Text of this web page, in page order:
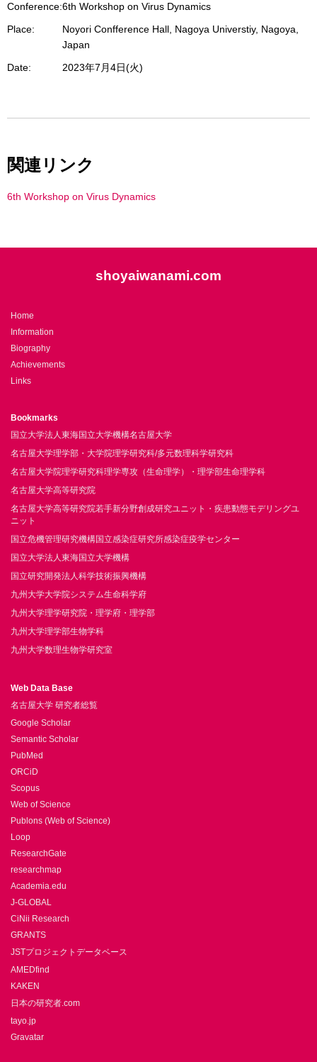
Conference:6th Workshop on Virus Dynamics
Place:
Noyori Confference Hall, Nagoya Universtiy, Nagoya,
Japan
Date:
2023年7月4日(火)
関連リンク
6th Workshop on Virus Dynamics
shoyaiwanami.com
Home
Information
Biography
Achievements
Links
Bookmarks
国立大学法人東海国立大学機構名古屋大学
名古屋大学理学部・大学院理学研究科/多元数理科学研究科
名古屋大学院理学研究科理学専攻（生命理学）・理学部生命理学科
名古屋大学高等研究院
名古屋大学高等研究院若手新分野創成研究ユニット・疾患動態モデリングユ
ニット
国立危機管理研究機構国立感染症研究所感染症疫学センター
国立大学法人東海国立大学機構
国立研究開発法人科学技術振興機構
九州大学大学院システム生命科学府
九州大学理学研究院・理学府・理学部
九州大学理学部生物学科
九州大学数理生物学研究室
Web Data Base
名古屋大学 研究者総覧
Google Scholar
Semantic Scholar
PubMed
ORCiD
Scopus
Web of Science
Publons (Web of Science)
Loop
ResearchGate
researchmap
Academia.edu
J-GLOBAL
CiNii Research
GRANTS
JSTプロジェクトデータベース
AMEDfind
KAKEN
日本の研究者.com
tayo.jp
Gravatar